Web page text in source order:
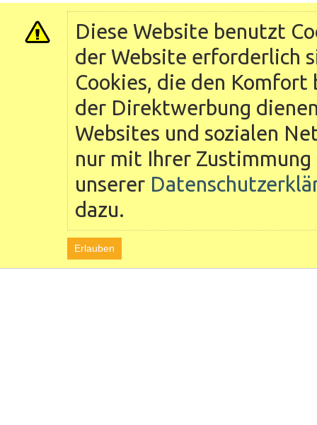
Diese Website benutzt
der Website erforderlich
Cookies, die den
der Direktwerbung
Websites und sozialen
nur mit Ihrer
unserer
dazu.
Erlauben